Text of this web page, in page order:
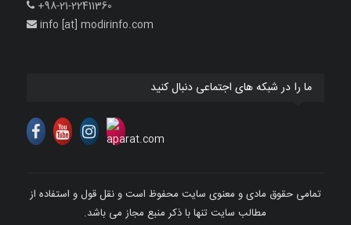
+98-21-22411360
info [at] modirinfo.com
ما را در شبکه های اجتماعی دنبال کنید
تمامی حقوق مادی و معنوی سایت محفوظ است و نقل قول و استفاده از
مطالب سایت تنها با ذکر منبع مجاز می باشد.